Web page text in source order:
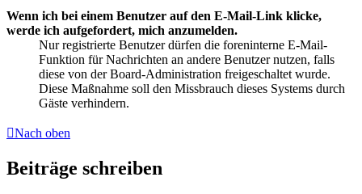
Wenn ich bei einem Benutzer auf den E-Mail-Link klicke,
werde ich aufgefordert, mich anzumelden.
Nur registrierte Benutzer dürfen die foreninterne E-Mail-
Funktion für Nachrichten an andere Benutzer nutzen, falls
diese von der Board-Administration freigeschaltet wurde.
Diese Maßnahme soll den Missbrauch dieses Systems durch
Gäste verhindern.
Nach oben
Beiträge schreiben